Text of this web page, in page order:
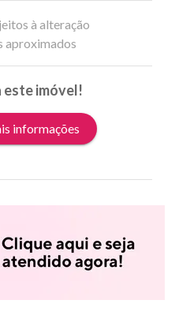
à alteração
aproximados
este imóvel!
informações